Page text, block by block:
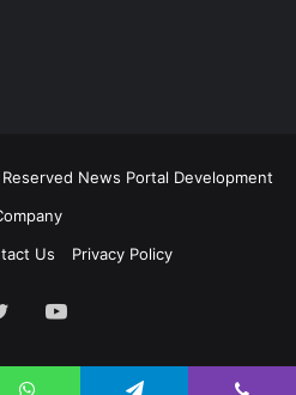
News Portal Development
Us Privacy Policy
TwitterYouTube